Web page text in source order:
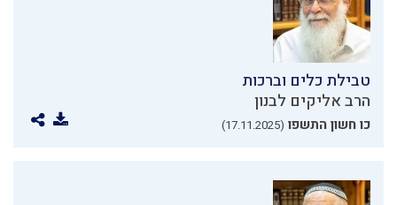
טבילת כלים וברכות
הרב אליקים לבנון
כו חשון התשפו (17.11.2025)